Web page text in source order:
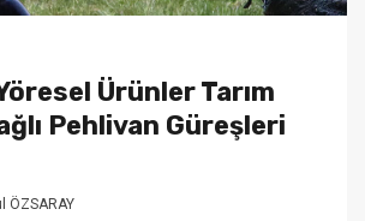
Ürünler Tarım
Pehlivan Güreşleri
ÖZSARAY